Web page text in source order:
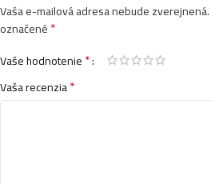
Vaša e-mailová adresa nebude zverejnená.
označené*
Vaše hodnotenie*
Vaša recenzia*